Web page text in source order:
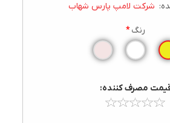
شرکت لامپ پارس شهاب
رنگ *
مصرف کننده: